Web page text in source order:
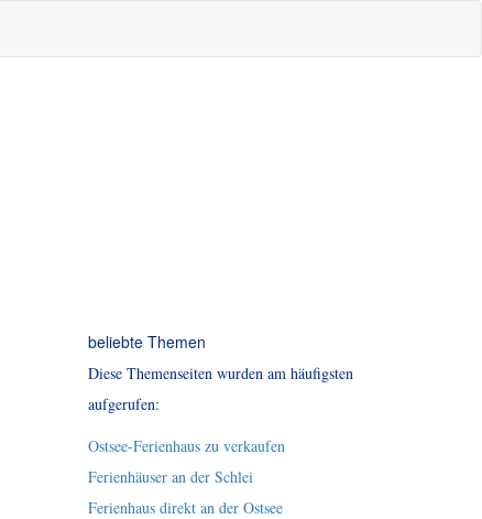
beliebte Themen
Diese Themenseiten wurden am häufigsten
aufgerufen:
Ostsee-Ferienhaus zu verkaufen
Ferienhäuser an der Schlei
Ferienhaus direkt an der Ostsee